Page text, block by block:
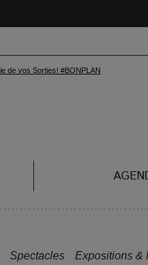
Spectacles Expositions &